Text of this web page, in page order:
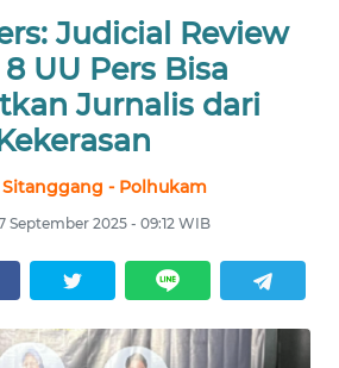
Judicial Review
UU Pers Bisa
Jurnalis dari
- Polhukam
September 2025 - 09:12 WIB